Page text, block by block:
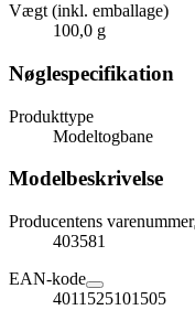
Vægt (inkl. emballage)
100,0 g
Nøglespecifikation
Produkttype
Modeltogbane
Modelbeskrivelse
Producentens varenummer
403581
EAN-kode
4011525101505